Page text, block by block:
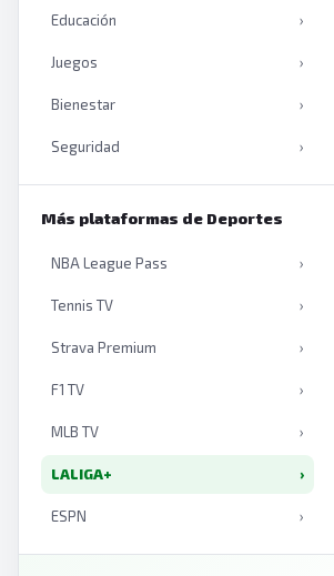
Educación ›
Juegos ›
Bienestar ›
Seguridad ›
Productividad ›
Inteligencia artificial
Libros ›
Más plataformas de Deportes
NBA League Pass ›
Tennis TV ›
Strava Premium ›
F1 TV ›
MLB TV ›
LALIGA+ ›
ESPN ›
Eurosport ›